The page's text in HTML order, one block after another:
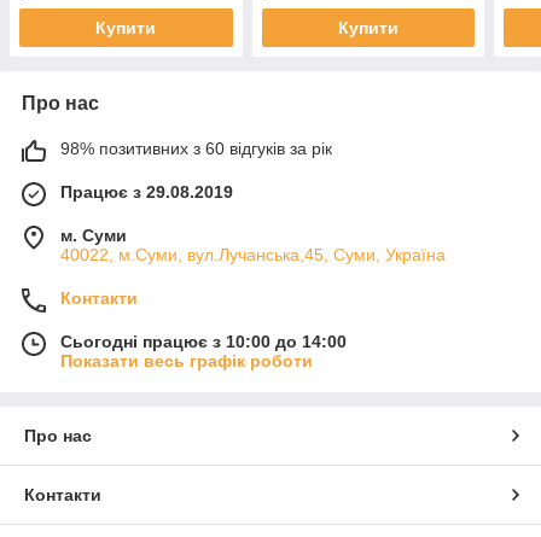
Купити Купити
Про нас
98% позитивних з 60 відгуків за рік
Працює з 29.08.2019
м. Суми
40022, м.Суми, вул.Лучанська,45, Суми, Україна
Контакти
Сьогодні працює з 10:00 до 14:00
Показати весь графік роботи
Про нас
Контакти